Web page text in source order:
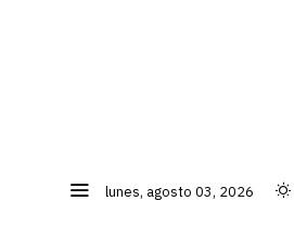
lunes, agosto 03, 2026